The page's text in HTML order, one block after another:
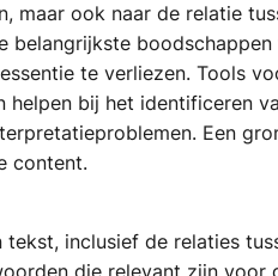
maar ook naar de relatie
belangrijkste
te verliezen. Tools
bij het identificeren
Een
content.
inclusief de relaties